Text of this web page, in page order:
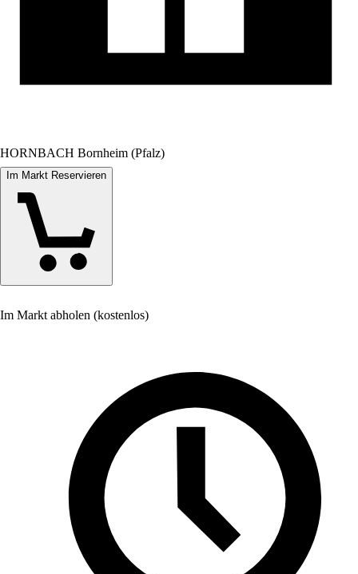
HORNBACH Bornheim (Pfalz)
Im Markt Reservieren
Im Markt abholen (kostenlos)